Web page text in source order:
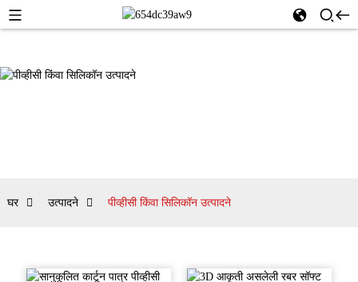
घर उत्पादने पीव्हीसी किंवा सिलिकॉन उत्पादने